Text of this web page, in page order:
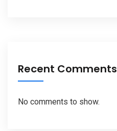
Recent Comments
No comments to show.